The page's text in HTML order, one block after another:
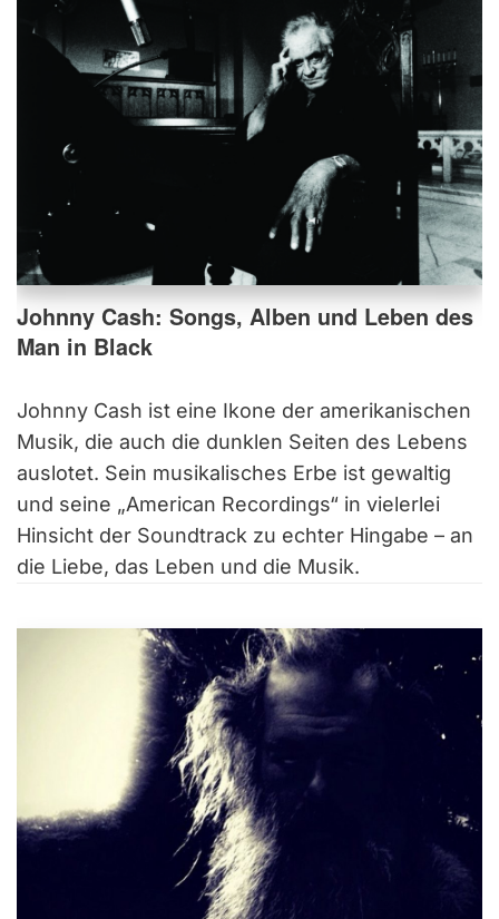
Johnny Cash: Songs, Alben und Leben des
Man in Black
Johnny Cash ist eine Ikone der amerikanischen
Musik, die auch die dunklen Seiten des Lebens
auslotet. Sein musikalisches Erbe ist gewaltig
und seine „American Recordings“ in vielerlei
Hinsicht der Soundtrack zu echter Hingabe – an
die Liebe, das Leben und die Musik.